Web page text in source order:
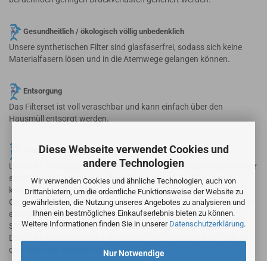
Diese Webseite verwendet Cookies und
andere Technologien
Wir verwenden Cookies und ähnliche Technologien, auch von
Drittanbietern, um die ordentliche Funktionsweise der Website zu
gewährleisten, die Nutzung unseres Angebotes zu analysieren und
Ihnen ein bestmögliches Einkaufserlebnis bieten zu können.
Weitere Informationen finden Sie in unserer Datenschutzerklärung.
Nur Notwendige
Gesundheitlich / ökologisch völlig unbedenklich
Unsere synthetischen Filter sind glasfaserfrei, sodass sich keine
Materialfasern lösen und in die Atemwege gelangen können.
Entsorgung
Das Filterset ist voll veraschbar und kann einfach über den
Hausmüll entsorgt werden.
Filterwechsel
Um Ihre Lüftungsgeräte optimal betreiben zu können empfehlen wir
sämtliche Anlagenfilter in einem Zeitraum von 3-6 Monaten zu
kontrollieren und ggfls. auszutauschen. Durch verschmutzte
Gerätefilter erhöht sich der Luftwiderstand des Filtermediums, was
eine geringere Luftwechselrate sowie einen erhöhten
Stromverbrauch und Verschleiß der Lüftungsanlage verursacht.
Durch die Reduzierung der Volumenströme verschlechtert sich in
der Folge das Raumklima.